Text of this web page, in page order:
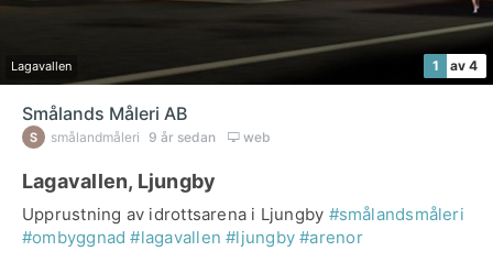
Lagavallen 1 av 4
Smålands Måleri AB
smålandmåleri 9 år sedan web
Lagavallen, Ljungby
Upprustning av idrottsarena i Ljungby #smålandsmåleri
#ombyggnad #lagavallen #ljungby #arenor